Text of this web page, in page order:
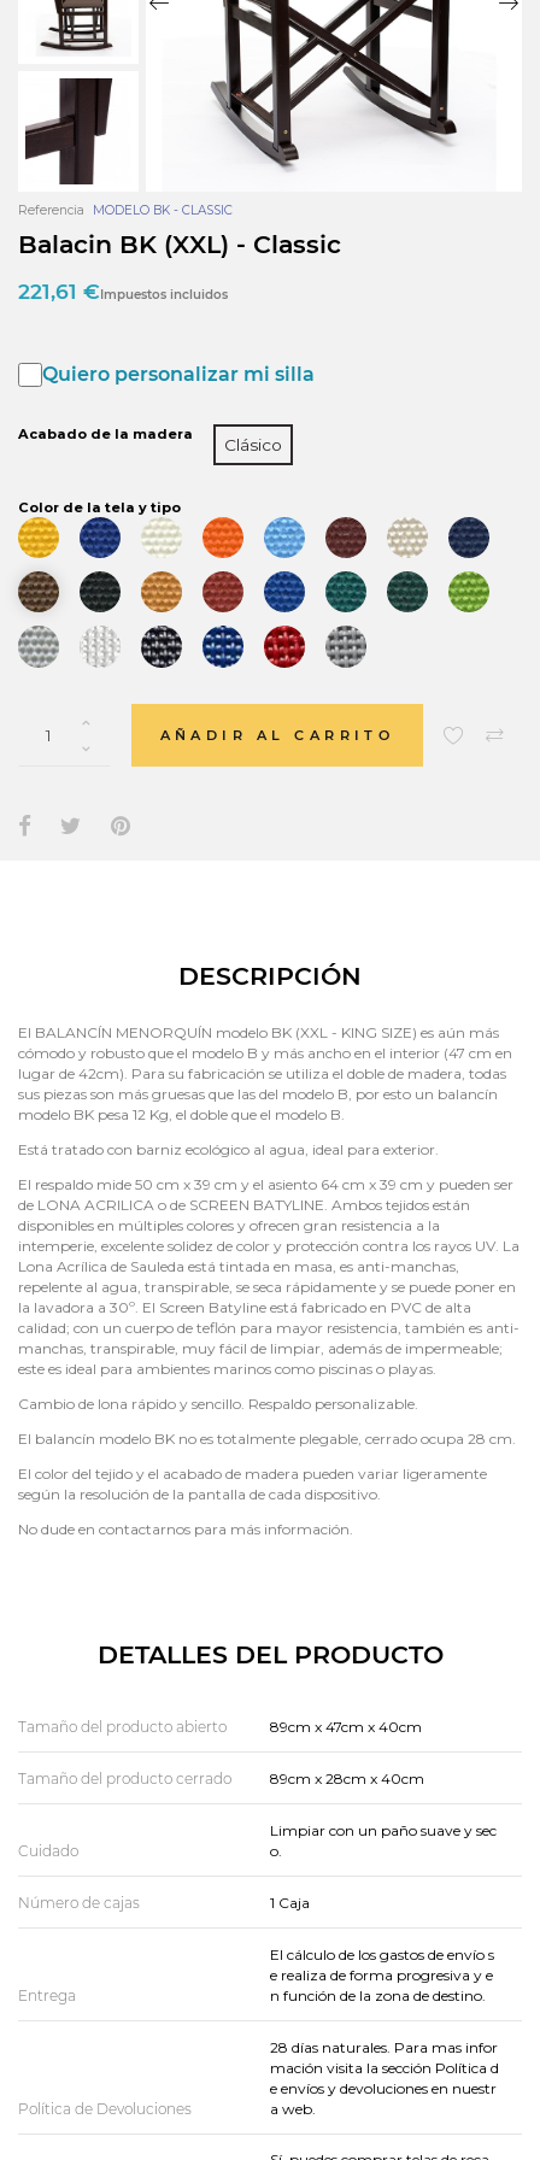
Referencia MODELO BK - CLASSIC
Balacin BK (XXL) - Classic
221,61 € Impuestos incluidos
Quiero personalizar mi silla
Acabado de la madera
Clásico
Color de la tela y tipo
AÑADIR AL CARRITO
DESCRIPCIÓN
El BALANCÍN MENORQUÍN modelo BK (XXL - KING SIZE) es aún más
cómodo y robusto que el modelo B y más ancho en el interior (47 cm en
lugar de 42cm). Para su fabricación se utiliza el doble de madera, todas
sus piezas son más gruesas que las del modelo B, por esto un balancín
modelo BK pesa 12 Kg, el doble que el modelo B.
Está tratado con barniz ecológico al agua, ideal para exterior.
El respaldo mide 50 cm x 39 cm y el asiento 64 cm x 39 cm y pueden ser
de LONA ACRILICA o de SCREEN BATYLINE. Ambos tejidos están
disponibles en múltiples colores y ofrecen gran resistencia a la
intemperie, excelente solidez de color y protección contra los rayos UV. La
Lona Acrílica de Sauleda está tintada en masa, es anti-manchas,
repelente al agua, transpirable, se seca rápidamente y se puede poner en
la lavadora a 30º. El Screen Batyline está fabricado en PVC de alta
calidad; con un cuerpo de teflón para mayor resistencia, también es anti-
manchas, transpirable, muy fácil de limpiar, además de impermeable;
este es ideal para ambientes marinos como piscinas o playas.
Cambio de lona rápido y sencillo. Respaldo personalizable.
El balancín modelo BK no es totalmente plegable, cerrado ocupa 28 cm.
El color del tejido y el acabado de madera pueden variar ligeramente
según la resolución de la pantalla de cada dispositivo.
No dude en contactarnos para más información.
DETALLES DEL PRODUCTO
Tamaño del producto abierto 89cm x 47cm x 40cm
Tamaño del producto cerrado 89cm x 28cm x 40cm
Cuidado
Limpiar con un paño suave y sec
o.
Número de cajas 1 Caja
Entrega
El cálculo de los gastos de envío s
e realiza de forma progresiva y e
n función de la zona de destino.
Política de Devoluciones
28 días naturales. Para mas infor
mación visita la sección Política d
e envíos y devoluciones en nuestr
a web.